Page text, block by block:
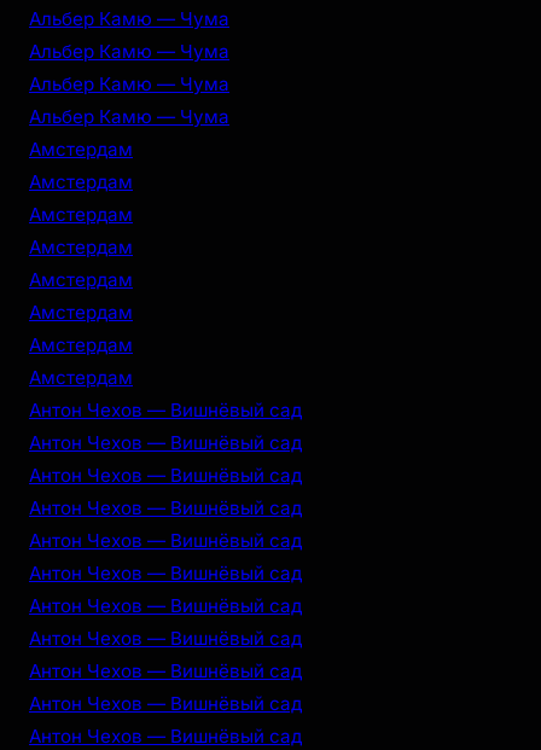
Альбер Камю — Чума
Альбер Камю — Чума
Альбер Камю — Чума
Альбер Камю — Чума
Амстердам
Амстердам
Амстердам
Амстердам
Амстердам
Амстердам
Амстердам
Амстердам
Антон Чехов — Вишнёвый сад
Антон Чехов — Вишнёвый сад
Антон Чехов — Вишнёвый сад
Антон Чехов — Вишнёвый сад
Антон Чехов — Вишнёвый сад
Антон Чехов — Вишнёвый сад
Антон Чехов — Вишнёвый сад
Антон Чехов — Вишнёвый сад
Антон Чехов — Вишнёвый сад
Антон Чехов — Вишнёвый сад
Антон Чехов — Вишнёвый сад